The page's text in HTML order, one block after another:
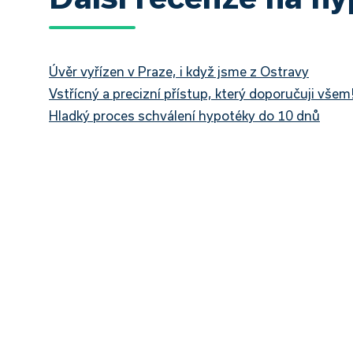
Úvěr vyřízen v Praze, i když jsme z Ostravy
Vstřícný a precizní přístup, který doporučuji
Hladký proces schválení hypotéky do 10 dnů